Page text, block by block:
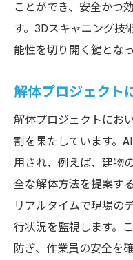
技術革新によ
最新技術と安全
技術と安全
最新技術が解
解体現場での
技術革新がも
解体見学で未来
見学から学ぶ
未来を見据え
ことができ、安全かつ
す。3Dスキャニング技
能性を切り開く鍵とな
解体プロジェクト
解体プロジェクトにお
割を果たしています。
用され、例えば、建物
全な解体方法を提案す
リアルタイムで現場の
行状況を監視します。
防ぎ、作業員の安全を